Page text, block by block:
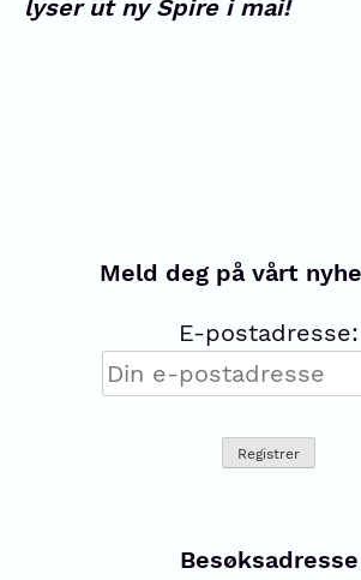
lyser ut ny Spire i mai!
Meld deg på vårt
E-postadresse:
Besøksadresse